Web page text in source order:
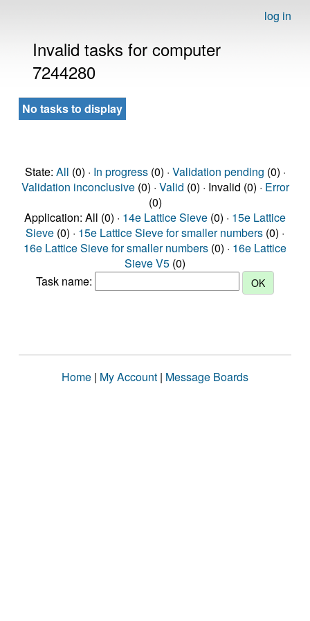
log in
Invalid tasks for computer
7244280
No tasks to display
State: All (0) · In progress(0) · Validation pending (0) ·
Validation inconclusive(0) · Valid (0) · Invalid (0) · Error
(0)
Application: All (0) · 14e Lattice Sieve (0) · 15e Lattice
Sieve (0) · 15e Lattice Sieve for smaller numbers (0) ·
16e Lattice Sieve for smaller numbers (0) · 16e Lattice
Sieve V5 (0)
Task name:
Home | My Account | Message Boards